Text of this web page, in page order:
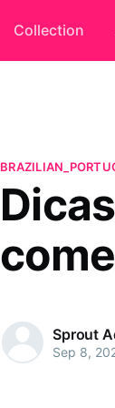
Collection
Sprout
Sep 8,